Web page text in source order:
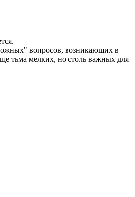
вопросов, возникающих в
тьма мелких, но столь важных для